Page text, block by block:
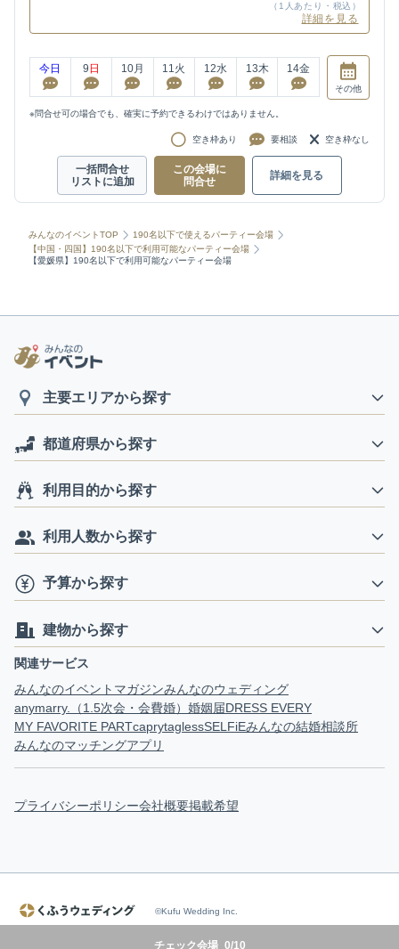
（1人あたり・税込）
詳細を見る
今日 9 日 10月 11火 12水 13木 14金
その他
※問合せ可の場合でも、確実に予約できるわけではありません。
空き枠あり 要相談 空き枠なし
一括問合せ
リストに追加
この会場に
問合せ
詳細を見る
みんなのイベントTOP
190名以下で使えるパーティー会場
【中国・四国】190名以下で利用可能なパーティー会場
【愛媛県】190名以下で利用可能なパーティー会場
チェック会場 0/10
主要エリアから探す
都道府県から探す
利用目的から探す
利用人数から探す
予算から探す
建物から探す
関連サービス
みんなのイベントマガジンみんなのウェディング
anymarry.（1.5次会・会費婚） 婚姻届DRESS EVERY
MY FAVORITE PARTcaprytaglessSELFiEみんなの結婚相談所
みんなのマッチングアプリ
プライバシーポリシー会社概要掲載希望
©Kufu Wedding Inc.